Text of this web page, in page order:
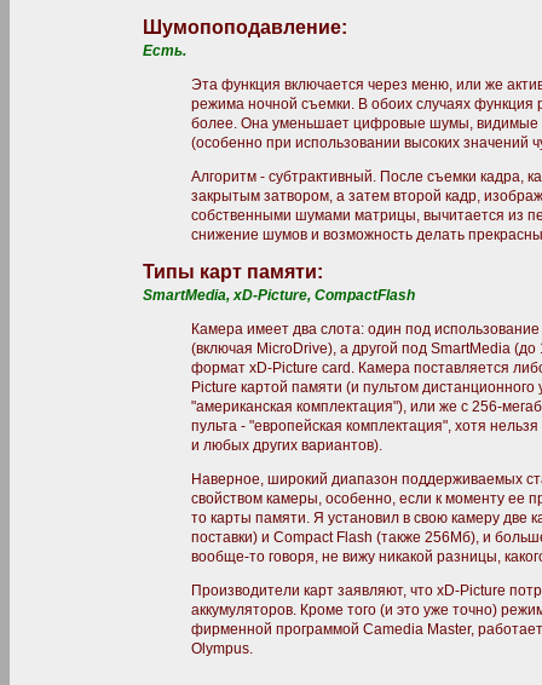
Шумопоподавление:
Есть.
Эта функция включается через меню, или же
режима ночной съемки. В обоих случаях функция
более. Она уменьшает цифровые шумы, видимые
(особенно при использовании высоких значений
Алгоритм - субтрактивный. После съемки кадра,
закрытым затвором, а затем второй кадр,
собственными шумами матрицы, вычитается из
снижение шумов и возможность делать
Типы карт памяти:
SmartMedia, xD-Picture, CompactFlash
Камера имеет два слота: один под
(включая MicroDrive), а другой под SmartMedia
формат xD-Picture card. Камера поставляется
Picture картой памяти (и пультом
"американская комплектация"), или же с 256-
пульта - "европейская комплектация", хотя
и любых других вариантов).
Наверное, широкий диапазон поддерживаемых
свойством камеры, особенно, если к моменту ее
то карты памяти. Я установил в свою камеру две
поставки) и Compact Flash (также 256Мб), и
вообще-то говоря, не вижу никакой разницы,
Производители карт заявляют, что xD-Picture
аккумуляторов. Кроме того (и это уже точно)
фирменной программой Camedia Master,
Olympus.